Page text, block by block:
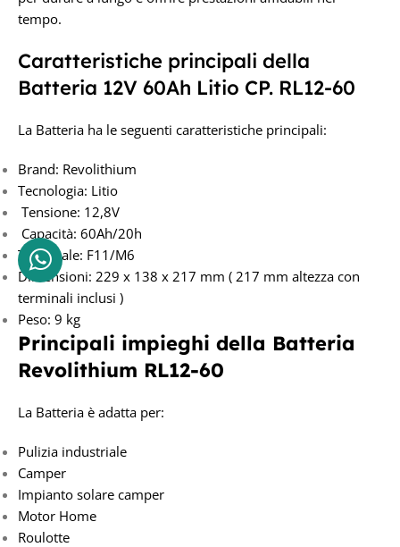
tempo.
Caratteristiche principali della
Batteria 12V 60Ah Litio CP. RL12-60
La Batteria ha le seguenti caratteristiche principali:
Brand: Revolithium
Tecnologia: Litio
Tensione: 12,8V
Capacità: 60Ah/20h
Terminale: F11/M6
Dimensioni: 229 x 138 x 217 mm ( 217 mm altezza con
terminali inclusi )
Peso: 9 kg
Principali impieghi della Batteria
Revolithium RL12-60
La Batteria è adatta per:
Pulizia industriale
Camper
Impianto solare camper
Motor Home
Roulotte